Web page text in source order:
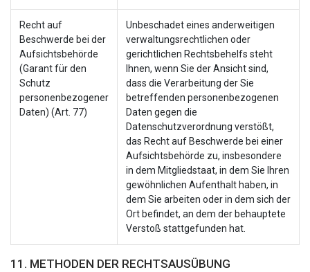
Recht auf
Beschwerde bei der
Aufsichtsbehörde
(Garant für den
Schutz
personenbezogener
Daten) (Art. 77)
Unbeschadet eines anderweitigen
verwaltungsrechtlichen oder
gerichtlichen Rechtsbehelfs steht
Ihnen, wenn Sie der Ansicht sind,
dass die Verarbeitung der Sie
betreffenden personenbezogenen
Daten gegen die
Datenschutzverordnung verstößt,
das Recht auf Beschwerde bei einer
Aufsichtsbehörde zu, insbesondere
in dem Mitgliedstaat, in dem Sie Ihren
gewöhnlichen Aufenthalt haben, in
dem Sie arbeiten oder in dem sich der
Ort befindet, an dem der behauptete
Verstoß stattgefunden hat.
11. METHODEN DER RECHTSAUSÜBUNG